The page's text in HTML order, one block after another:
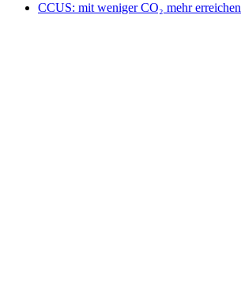
CCUS: mit weniger CO₂ mehr erreichen